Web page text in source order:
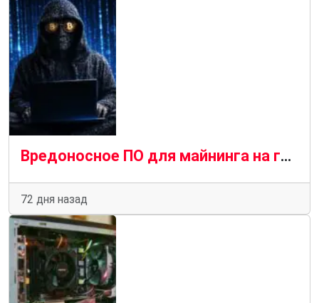
Вредоносное ПО для майнинга на графических процессорах распространяется с помощью SEO-отравления и чат-ботов с искусственным интеллектом
72 дня назад